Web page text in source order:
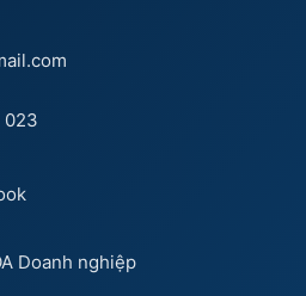
023
Doanh nghiệp